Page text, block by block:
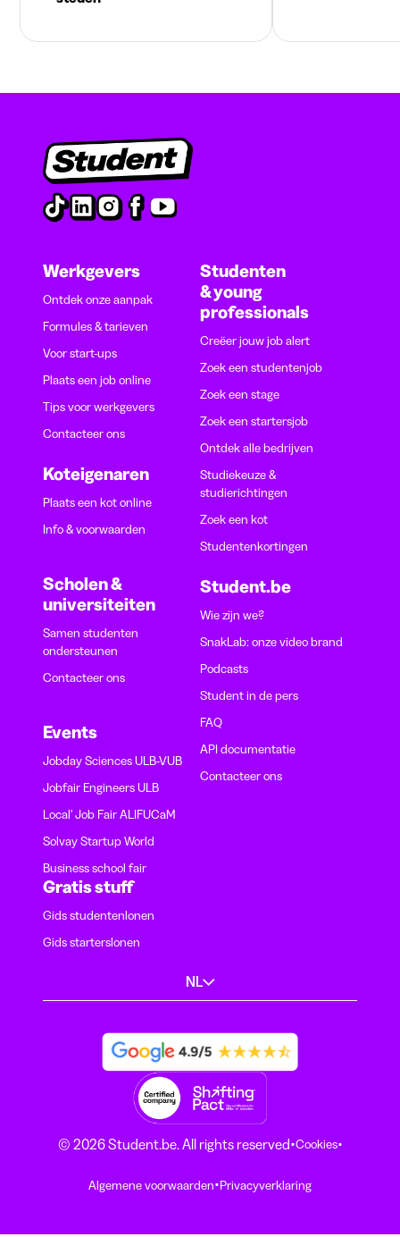
Werkgevers
Ontdek onze aanpak
Formules & tarieven
Voor start-ups
Plaats een job online
Tips voor werkgevers
Contacteer ons
Koteigenaren
Plaats een kot online
Info & voorwaarden
Scholen &
universiteiten
Samen studenten
ondersteunen
Contacteer ons
Events
Jobday Sciences ULB-VUB
Jobfair Engineers ULB
Local' Job Fair ALIFUCaM
Solvay Startup World
Business school fair
Studenten
& young
professionals
Creëer jouw job alert
Zoek een studentenjob
Zoek een stage
Zoek een startersjob
Ontdek alle bedrijven
Studiekeuze &
studierichtingen
Zoek een kot
Studentenkortingen
Student.be
Wie zijn we?
SnakLab: onze video brand
Podcasts
Student in de pers
FAQ
API documentatie
Contacteer ons
Gratis stuff
Gids studentenlonen
Gids starterslonen
NL
© 2026 Student.be. All rights reserved·Cookies·
Algemene voorwaarden·Privacyverklaring